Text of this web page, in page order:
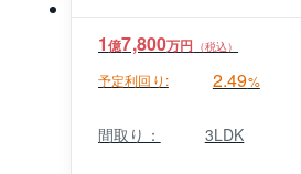
1億7,800万円 （税込）
予定利回り: 2.49%
間取り： 3LDK